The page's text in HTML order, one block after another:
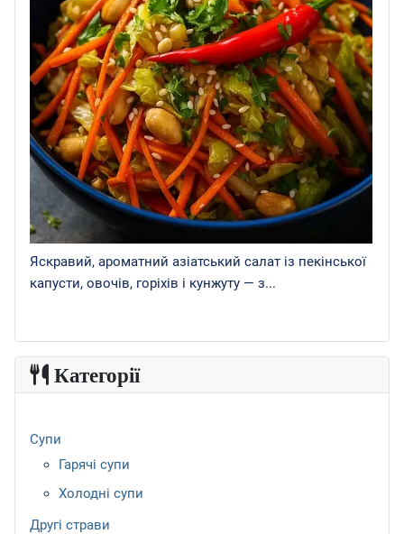
Яскравий, ароматний азіатський салат із пекінської
капусти, овочів, горіхів і кунжуту — з...
Категорії
Супи
Гарячі супи
Холодні супи
Другі страви